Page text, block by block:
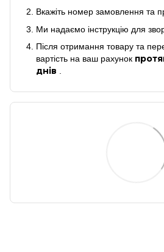
Вкажіть номер замовлення та
Ми надаємо інструкцію для
Після отримання товару та
вартість на ваш рахунок
днів